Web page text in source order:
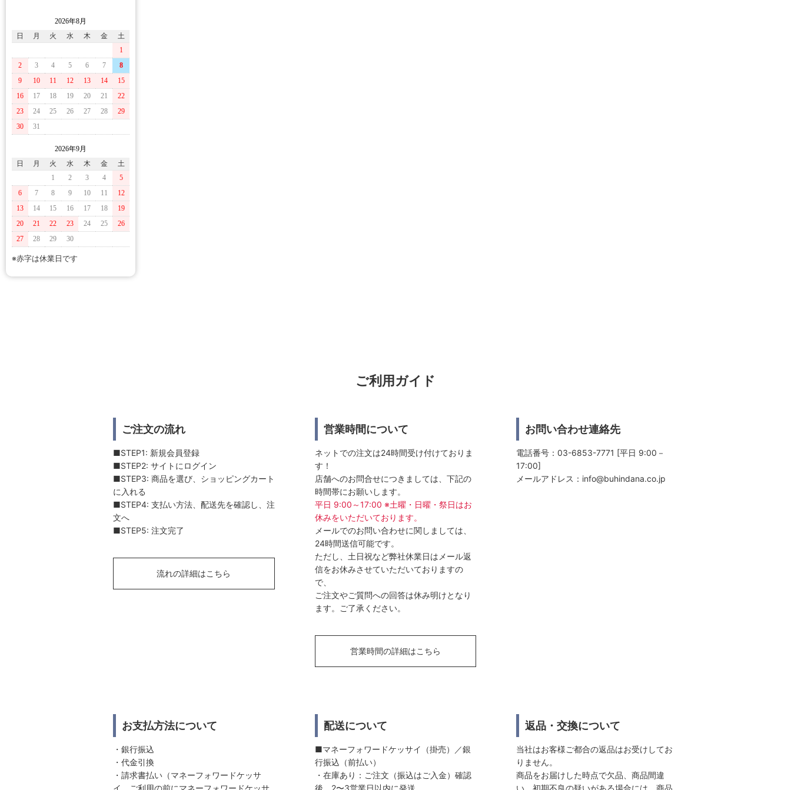
2026年8月
日
月 火 水 木 金
土
1
2
3 4 5 6 7
8
9
10 11 12 13 14
15
16
17 18 19 20 21
22
23
24 25 26 27 28
29
30
31
2026年9月
日
月 火 水 木 金
土
1
2 3 4
5
6
7 8 9 10 11
12
13
14 15 16 17 18
19
20
21 22 23 24 25
26
27
28 29 30
※赤字は休業日です
ご利用ガイド
ご注文の流れ
■STEP1: 新規会員登録
■STEP2: サイトにログイン
■STEP3: 商品を選び、ショッピングカート
に入れる
■STEP4: 支払い方法、配送先を確認し、注
文へ
■STEP5: 注文完了
流れの詳細はこちら
営業時間について
ネットでの注文は24時間受け付けておりま
す！
店舗へのお問合せにつきましては、下記の
時間帯にお願いします。
平日 9:00～17:00 ※土曜・日曜・祭日はお
休みをいただいております。
メールでのお問い合わせに関しましては、
24時間送信可能です。
ただし、土日祝など弊社休業日はメール返
信をお休みさせていただいておりますの
で、
ご注文やご質問への回答は休み明けとなり
ます。ご了承ください。
営業時間の詳細はこちら
お問い合わせ連絡先
電話番号：03-6853-7771 [平日 9:00－
17:00]
メールアドレス： info@buhindana.co.jp
お支払方法について
・銀行振込
・代金引換
・請求書払い（マネーフォワードケッサ
イ。ご利用の前にマネーフォワードケッサ
配送について
■マネーフォワードケッサイ（掛売）／銀
行振込（前払い）
・在庫あり：ご注文（振込はご入金）確認
後、2〜3営業日以内に発送
返品・交換について
当社はお客様ご都合の返品はお受けしてお
りません。
商品をお届けした時点で欠品、商品間違
い、初期不良の疑いがある場合には、商品